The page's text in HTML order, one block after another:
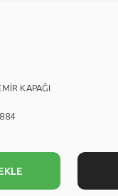
KAPAĞI